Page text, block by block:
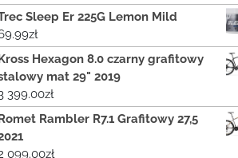
Sleep Er 225G Lemon Mild
zł
Hexagon 8.0 czarny grafitowy
mat 29" 2019
399.00zł
Rambler R7.1 Grafitowy 27,5
099.00zł